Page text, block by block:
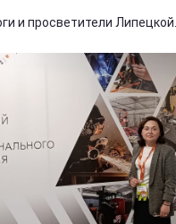
и просветители Липецкой...